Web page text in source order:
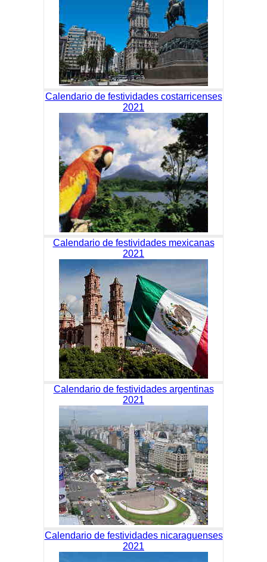
Calendario de festividades costarricenses
2021
Calendario de festividades mexicanas
2021
Calendario de festividades argentinas
2021
Calendario de festividades nicaraguenses
2021